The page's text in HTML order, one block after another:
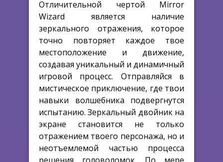
Отличительной чертой Mirror
Wizard является наличие
зеркального отражения, которое
точно повторяет каждое твое
местоположение и движение,
создавая уникальный и динамичный
игровой процесс. Отправляйся в
мистическое приключение, где твои
навыки волшебника подвергнутся
испытанию. Зеркальный двойник на
экране становится не только
отражением твоего персонажа, но и
неотъемлемой частью процесса